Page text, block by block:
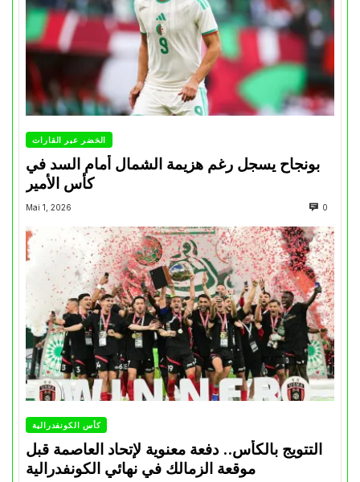
الخضر عبر القارات
بونجاح يسجل رغم هزيمة الشمال أمام السد في
كأس الأمير
Mai 1, 2026 0
كأس الكونفدرالية
التتويج بالكأس.. دفعة معنوية لإتحاد العاصمة قبل
موقعة الزمالك في نهائي الكونفدرالية